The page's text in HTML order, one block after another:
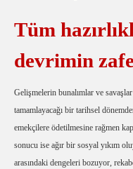
Tüm
devrimin
Gelişmelerin bunalımlar ve
tamamlayacağı bir tarihsel
emekçilere ödetilmesine rağmen
sonucu ise ağır bir sosyal yıkım
arasındaki dengeleri bozuyor,